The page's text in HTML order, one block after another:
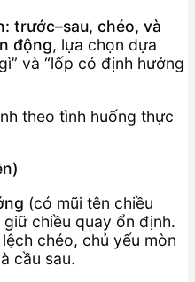
trước–sau, chéo, và
động, lựa chọn dựa
và “lốp có định hướng
theo tình huống thực
(có mũi tên chiều
chiều quay ổn định.
chéo, chủ yếu mòn
cầu sau.